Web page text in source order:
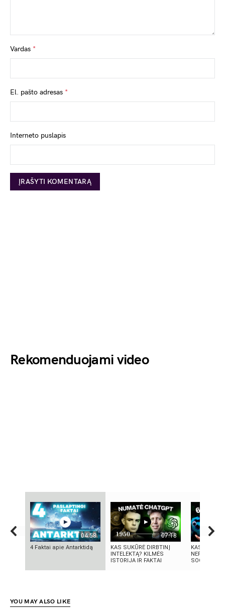
Vardas *
El. pašto adresas *
Interneto puslapis
Rekomenduojami video
04:58
4 Faktai apie Antarktidą
07:18
KAS SUKŪRĖ DIRBTINĮ
INTELEKTĄ? KILMĖS
ISTORIJA IR FAKTAI
KAS TAS
SOCIALINIS
YOU MAY ALSO LIKE